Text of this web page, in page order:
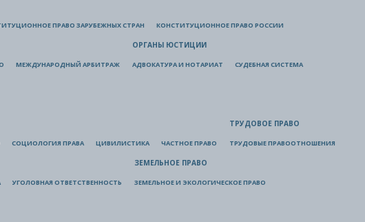
ПРАВО ЗАРУБЕЖНЫХ СТРАН КОНСТИТУЦИОННОЕ ПРАВО РОССИИ
МЕЖДУНАРОДНЫЙ АРБИТРАЖ
ОРГАНЫ ЮСТИЦИИ
АДВОКАТУРА И НОТАРИАТ СУДЕБНАЯ СИСТЕМА
СОЦИОЛОГИЯ ПРАВА ЦИВИЛИСТИКА ЧАСТНОЕ ПРАВО
ТРУДОВОЕ ПРАВО
ТРУДОВЫЕ ПРАВООТНОШЕНИЯ
УГОЛОВНАЯ ОТВЕТСТВЕННОСТЬ
ЗЕМЕЛЬНОЕ ПРАВО
ЗЕМЕЛЬНОЕ И ЭКОЛОГИЧЕСКОЕ ПРАВО